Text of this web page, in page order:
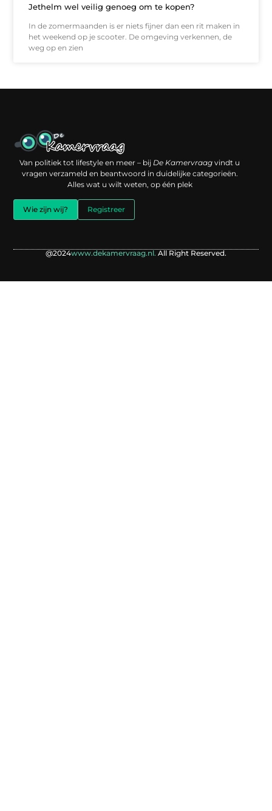
Jethelm wel veilig genoeg om te kopen?
In de zomermaanden is er niets fijner dan een rit maken in
het weekend op je scooter. De omgeving verkennen, de
weg op en zien
Van politiek tot lifestyle en meer – bijDe Kamervraag vindt u
vragen verzameld en beantwoord in duidelijke categorieën.
Alles wat u wilt weten, op één plek
Wie zijn wij? Registreer
@2024www.dekamervraag.nl. All Right Reserved.